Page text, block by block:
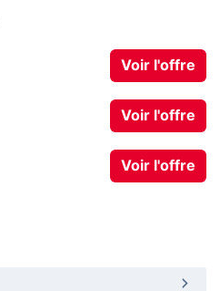
Voir l'offre
Voir l'offre
Voir l'offre